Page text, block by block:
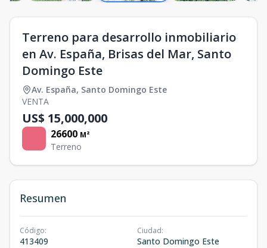
Terreno para desarrollo inmobiliario
en Av. España, Brisas del Mar, Santo
Domingo Este
Av. España, Santo Domingo Este
VENTA
US$ 15,000,000
26600 M²
Terreno
Resumen
Código:
413409
Ciudad:
Santo Domingo Este